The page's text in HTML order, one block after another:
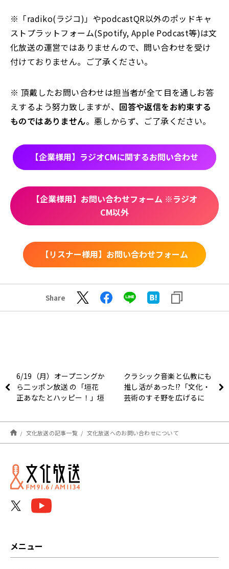
※「radiko(ラジコ)」やpodcastQR以外のポッドキャ
ストプラットフォーム(Spotify, Apple Podcast等)は文
化放送の運営ではありませんので、問い合わせを受け
付けておりません。ご了承ください。
※ 頂戴したお問い合わせは担当者が全て目を通しお答
えするよう努力致しますが、 回答や返信をお約束する
ものではありません。悪しからず、ご了承ください。
【企業様用】ラジオCMに関するお問い合わせ
【企業様用】お問い合わせフォーム ※ラジオ
CM以外
【リスナー様用】お問い合わせフォーム
Share
6/19（月）オープニングか
ら二ッポン放送 の「垣花
正あなたとハッピー！」垣
クラシック音楽と仏教にも
推し活があった!?「文化・
芸術のすそ野を広げるに
文化放送の記事一覧 文化放送へのお問い合わせについて
メニュー